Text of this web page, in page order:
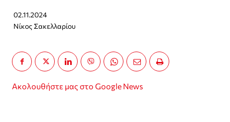
02.11.2024
Νίκος Σακελλαρίου
Ακολουθήστε μας στο Google News